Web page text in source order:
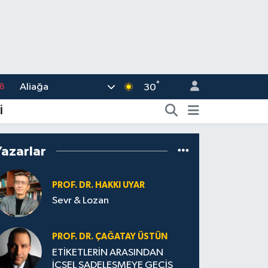
Aliağa 30°
PROF. DR. HAKKI UYAR
Sevr & Lozan
PROF. DR. ÇAĞATAY ÜSTÜN
ETİKETLERİN ARASINDAN
İÇSEL SADELEŞMEYE GEÇİŞ